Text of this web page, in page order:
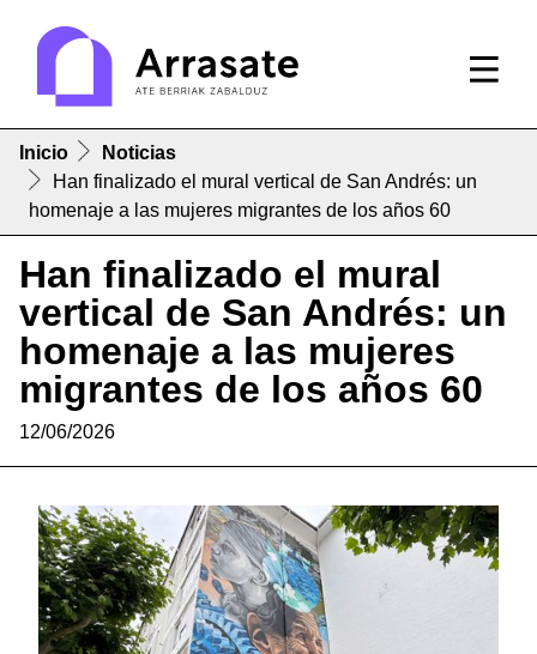
Inicio
Noticias
Han finalizado el mural vertical de San Andrés: un
homenaje a las mujeres migrantes de los años 60
Han finalizado el mural
vertical de San Andrés: un
homenaje a las mujeres
migrantes de los años 60
12/06/2026